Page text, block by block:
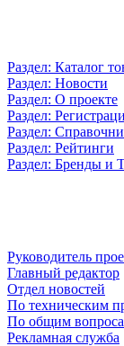
Раздел: Каталог
Раздел: Новости
Раздел: О проекте
Раздел:
Раздел:
Раздел: Рейтинги
Раздел: Бренды и
Руководитель
Главный редактор
Отдел новостей
По техническим
По общим
Рекламная служба